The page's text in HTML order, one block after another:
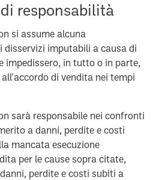
responsabilità
si assume alcuna
disservizi imputabili a causa di
impedissero, in tutto o in parte,
all'accordo di vendita nei tempi
sarà responsabile nei confronti
a danni, perdite e costi
mancata esecuzione
per le cause sopra citate,
perdite e costi subiti a